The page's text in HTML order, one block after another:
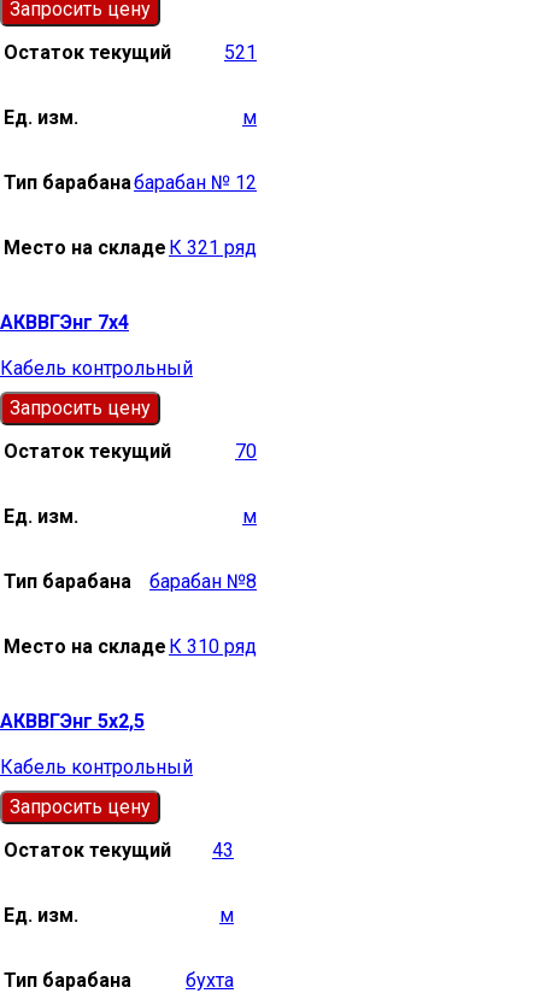
Запросить цену
Остаток текущий
521
Ед. изм. м
Тип барабанабарабан № 12
Место на складе К 321 ряд
АКВВГЭнг 7х4
Кабель контрольный
Запросить цену
Остаток текущий
70
Ед. изм. м
Тип барабана барабан №8
Место на складе К 310 ряд
АКВВГЭнг 5х2,5
Кабель контрольный
Запросить цену
Остаток текущий
43
Ед. изм. м
Тип барабана бухта